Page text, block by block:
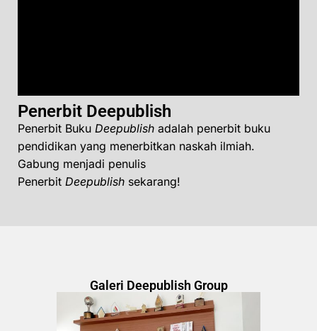
Penerbit Deepublish
Penerbit Buku Deepublish adalah penerbit buku
pendidikan yang menerbitkan naskah ilmiah.
Gabung menjadi penulis
Penerbit Deepublish sekarang!
Galeri Deepublish Group